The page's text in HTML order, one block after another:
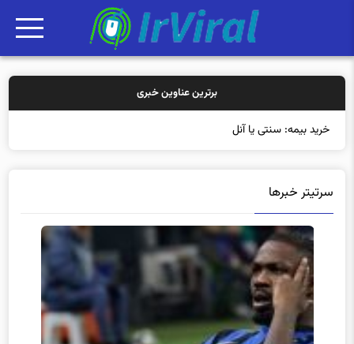
برترین عناوین خبری
خرید بیمه: سنتی یا آنلاین؟ کدامیک
سرتیتر خبرها